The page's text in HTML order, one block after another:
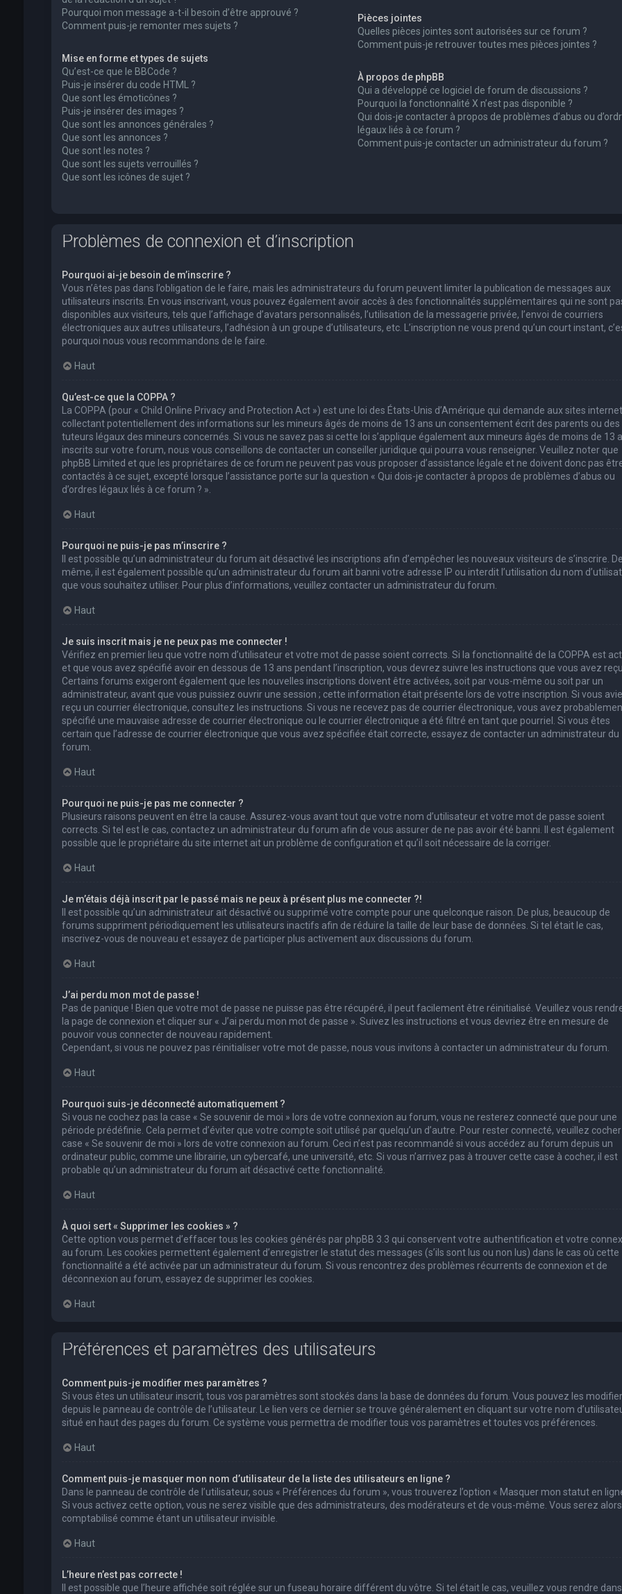
Pourquoi mon message a-t-il besoin d’être approuvé ?
Comment puis-je remonter mes sujets ?
Mise en forme et types de sujets
Qu’est-ce que le BBCode ?
Puis-je insérer du code HTML ?
Que sont les émoticônes ?
Puis-je insérer des images ?
Que sont les annonces générales ?
Que sont les annonces ?
Que sont les notes ?
Que sont les sujets verrouillés ?
Que sont les icônes de sujet ?
Pièces jointes
Quelles pièces jointes sont autorisées sur ce forum ?
Comment puis-je retrouver toutes mes pièces jointes ?
À propos de phpBB
Qui a développé ce logiciel de forum de discussions ?
Pourquoi la fonctionnalité X n’est pas disponible ?
Qui dois-je contacter à propos de problèmes d’abus ou
légaux liés à ce forum ?
Comment puis-je contacter un administrateur du forum ?
Problèmes de connexion et d’inscription
Pourquoi ai-je besoin de m’inscrire ?
Vous n’êtes pas dans l’obligation de le faire, mais les administrateurs du forum peuvent limiter la publication de messages aux
utilisateurs inscrits. En vous inscrivant, vous pouvez également avoir accès à des fonctionnalités supplémentaires qui ne sont
disponibles aux visiteurs, tels que l’affichage d’avatars personnalisés, l’utilisation de la messagerie privée, l’envoi de courriers
électroniques aux autres utilisateurs, l’adhésion à un groupe d’utilisateurs, etc. L’inscription ne vous prend qu’un court instant,
pourquoi nous vous recommandons de le faire.
Haut
Qu’est-ce que la COPPA ?
La COPPA (pour « Child Online Privacy and Protection Act ») est une loi des États-Unis d’Amérique qui demande aux sites internet
collectant potentiellement des informations sur les mineurs âgés de moins de 13 ans un consentement écrit des parents ou des
tuteurs légaux des mineurs concernés. Si vous ne savez pas si cette loi s’applique également aux mineurs âgés de moins de 13
inscrits sur votre forum, nous vous conseillons de contacter un conseiller juridique qui pourra vous renseigner. Veuillez noter que
phpBB Limited et que les propriétaires de ce forum ne peuvent pas vous proposer d’assistance légale et ne doivent donc pas
contactés à ce sujet, excepté lorsque l’assistance porte sur la question « Qui dois-je contacter à propos de problèmes d’abus ou
d’ordres légaux liés à ce forum ? ».
Haut
Pourquoi ne puis-je pas m’inscrire ?
Il est possible qu’un administrateur du forum ait désactivé les inscriptions afin d’empêcher les nouveaux visiteurs de s’inscrire. De
même, il est également possible qu’un administrateur du forum ait banni votre adresse IP ou interdit l’utilisation du nom
que vous souhaitez utiliser. Pour plus d’informations, veuillez contacter un administrateur du forum.
Haut
Je suis inscrit mais je ne peux pas me connecter !
Vérifiez en premier lieu que votre nom d’utilisateur et votre mot de passe soient corrects. Si la fonctionnalité de la COPPA est
et que vous avez spécifié avoir en dessous de 13 ans pendant l’inscription, vous devrez suivre les instructions que vous avez
Certains forums exigeront également que les nouvelles inscriptions doivent être activées, soit par vous-même ou soit par un
administrateur, avant que vous puissiez ouvrir une session ; cette information était présente lors de votre inscription. Si vous
reçu un courrier électronique, consultez les instructions. Si vous ne recevez pas de courrier électronique, vous avez
spécifié une mauvaise adresse de courrier électronique ou le courrier électronique a été filtré en tant que pourriel. Si vous êtes
certain que l’adresse de courrier électronique que vous avez spécifiée était correcte, essayez de contacter un administrateur du
forum.
Haut
Pourquoi ne puis-je pas me connecter ?
Plusieurs raisons peuvent en être la cause. Assurez-vous avant tout que votre nom d’utilisateur et votre mot de passe soient
corrects. Si tel est le cas, contactez un administrateur du forum afin de vous assurer de ne pas avoir été banni. Il est également
possible que le propriétaire du site internet ait un problème de configuration et qu’il soit nécessaire de la corriger.
Haut
Je m’étais déjà inscrit par le passé mais ne peux à présent plus me connecter ?!
Il est possible qu’un administrateur ait désactivé ou supprimé votre compte pour une quelconque raison. De plus, beaucoup de
forums suppriment périodiquement les utilisateurs inactifs afin de réduire la taille de leur base de données. Si tel était le cas,
inscrivez-vous de nouveau et essayez de participer plus activement aux discussions du forum.
Haut
J’ai perdu mon mot de passe !
Pas de panique ! Bien que votre mot de passe ne puisse pas être récupéré, il peut facilement être réinitialisé. Veuillez vous
la page de connexion et cliquer sur « J’ai perdu mon mot de passe ». Suivez les instructions et vous devriez être en mesure de
pouvoir vous connecter de nouveau rapidement.
Cependant, si vous ne pouvez pas réinitialiser votre mot de passe, nous vous invitons à contacter un administrateur du forum.
Haut
Pourquoi suis-je déconnecté automatiquement ?
Si vous ne cochez pas la case « Se souvenir de moi » lors de votre connexion au forum, vous ne resterez connecté que pour une
période prédéfinie. Cela permet d’éviter que votre compte soit utilisé par quelqu’un d’autre. Pour rester connecté, veuillez cocher
case « Se souvenir de moi » lors de votre connexion au forum. Ceci n’est pas recommandé si vous accédez au forum depuis un
ordinateur public, comme une librairie, un cybercafé, une université, etc. Si vous n’arrivez pas à trouver cette case à cocher, il est
probable qu’un administrateur du forum ait désactivé cette fonctionnalité.
Haut
À quoi sert « Supprimer les cookies » ?
Cette option vous permet d’effacer tous les cookies générés par phpBB 3.3 qui conservent votre authentification et votre
au forum. Les cookies permettent également d’enregistrer le statut des messages (s’ils sont lus ou non lus) dans le cas où cette
fonctionnalité a été activée par un administrateur du forum. Si vous rencontrez des problèmes récurrents de connexion et de
déconnexion au forum, essayez de supprimer les cookies.
Haut
Préférences et paramètres des utilisateurs
Comment puis-je modifier mes paramètres ?
Si vous êtes un utilisateur inscrit, tous vos paramètres sont stockés dans la base de données du forum. Vous pouvez les modifier
depuis le panneau de contrôle de l’utilisateur. Le lien vers ce dernier se trouve généralement en cliquant sur votre nom
situé en haut des pages du forum. Ce système vous permettra de modifier tous vos paramètres et toutes vos préférences.
Haut
Comment puis-je masquer mon nom d’utilisateur de la liste des utilisateurs en ligne ?
Dans le panneau de contrôle de l’utilisateur, sous « Préférences du forum », vous trouverez l’option « Masquer mon statut en
Si vous activez cette option, vous ne serez visible que des administrateurs, des modérateurs et de vous-même. Vous serez alors
comptabilisé comme étant un utilisateur invisible.
Haut
L’heure n’est pas correcte !
Il est possible que l’heure affichée soit réglée sur un fuseau horaire différent du vôtre. Si tel était le cas, veuillez vous rendre